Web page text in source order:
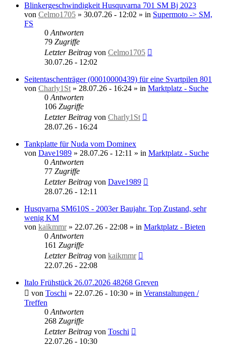
Blinkergeschwindigkeit Husquvarna 701 SM Bj 2023
von Celmo1705 » 30.07.26 - 12:02 » in Supermoto -> SM,
FS
0 Antworten
79 Zugriffe
Letzter Beitrag von Celmo1705
30.07.26 - 12:02
Seitentaschenträger (00010000439) für eine Svartpilen 801
von Charly1St » 28.07.26 - 16:24 » in Marktplatz - Suche
0 Antworten
106 Zugriffe
Letzter Beitrag von Charly1St
28.07.26 - 16:24
Tankplatte für Nuda vom Dominex
von Dave1989 » 28.07.26 - 12:11 » in Marktplatz - Suche
0 Antworten
77 Zugriffe
Letzter Beitrag von Dave1989
28.07.26 - 12:11
Husqvarna SM610S - 2003er Baujahr. Top Zustand, sehr
wenig KM
von kaikmmr» 22.07.26 - 22:08 » in Marktplatz - Bieten
0 Antworten
161 Zugriffe
Letzter Beitrag von kaikmmr
22.07.26 - 22:08
Italo Frühstück 26.07.2026 48268 Greven
von Toschi » 22.07.26 - 10:30 » in Veranstaltungen /
Treffen
0 Antworten
268 Zugriffe
Letzter Beitrag von Toschi
22.07.26 - 10:30